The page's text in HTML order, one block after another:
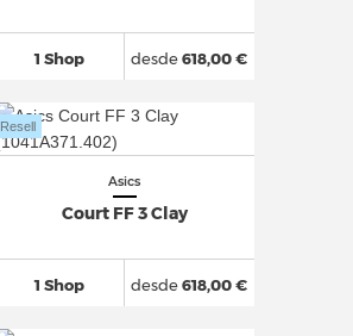
1 Shop desde618,00 €
Asics
Court FF 3 Clay
1 Shop
Resell
desde618,00 €